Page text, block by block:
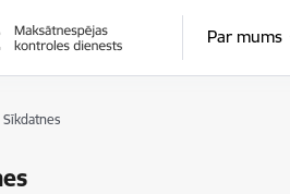
Par mums
Sīkdatnes